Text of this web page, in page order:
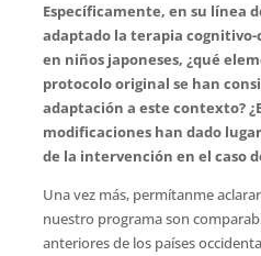
Específicamente, en su línea
adaptado la terapia
en niños japoneses, ¿qué
protocolo original se han
adaptación a este contexto?
modificaciones han dado
de la intervención en el caso
Una vez más, permítanme
nuestro programa son
anteriores de los países